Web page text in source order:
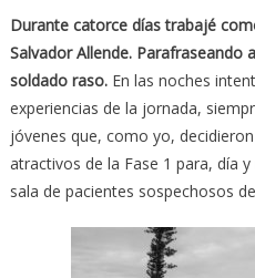
Durante catorce días trabajé
Salvador Allende. Parafraseando
soldado raso.En las noches
experiencias de la jornada,
jóvenes que, como yo,
atractivos de la Fase 1 para, día
sala de pacientes sospechosos